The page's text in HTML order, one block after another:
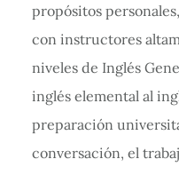
propósitos
con instructores
niveles de Inglés
inglés elemental al
preparación
conversación, el